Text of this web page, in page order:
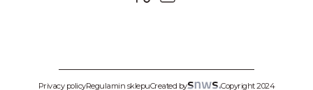
Privacy policyRegulamin sklepuCreated by: Copyright 2024